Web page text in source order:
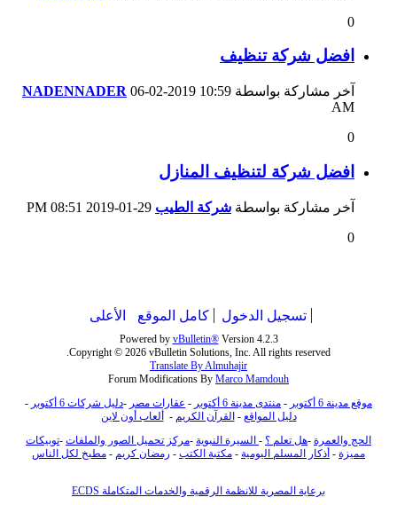
0
افضل شركة تنظيف
آخر مشاركة بواسطة NADENNADER 06-02-2019 10:59
AM
0
افضل شركة لتنظيف المنازل
آخر مشاركة بواسطة شركة الطيب
08:51 PM
0
تسجيل الدخول كامل الموقع الأعلى
Powered by vBulletin®Version 4.2.3
Copyright © 2026 vBulletin Solutions, Inc. All rights reserved.
Translate By Almuhajir
Forum Modifications By Marco Mamdouh
موقع مدينة 6 أكتوبر
- منتدى مدينة 6 أكتوبر - عقارات مصر -دليل شركات 6 أكتوبر
-
دليل المواقع -القرآن الكريم -ألعاب أون لاين
الحج والعمرة -هل تعلم ؟ - السيرة النبوية -مركز تحميل الصور والملفات -توبيكات
مميزة - أذكار المسلم اليومية - مكتبة الكتب - رمضان كريم - مطبخ لكل الناس
برعاية المصرية للانظمة الرقمية والخدمات المتكاملة ECDS